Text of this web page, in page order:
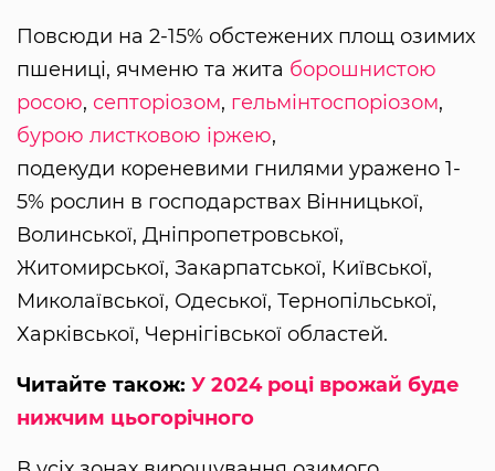
Повсюди на 2-15% обстежених площ озимих
пшениці, ячменю та жита борошнистою
росою, септоріозом, гельмінтоспоріозом,
бурою листковою іржею,
подекуди кореневими гнилями уражено 1-
5% рослин в господарствах Вінницької,
Волинської, Дніпропетровської,
Житомирської, Закарпатської, Київської,
Миколаївської, Одеської, Тернопільської,
Харківської, Чернігівської областей.
Читайте також: У 2024 році врожай буде
нижчим цьогорічного